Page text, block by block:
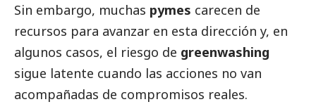
Sin embargo, muchas pymes carecen de
recursos para avanzar en esta dirección y, en
algunos casos, el riesgo de greenwashing
sigue latente cuando las acciones no van
acompañadas de compromisos reales.